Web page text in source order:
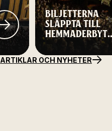
BILJETTERNA
SLÄPPTA TILL
HEMMADERBYT
MOT
ARTIKLAR OCH NYHETER